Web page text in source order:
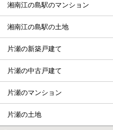
湘南江の島駅のマンション
湘南江の島駅の土地
片瀬の新築戸建て
片瀬の中古戸建て
片瀬のマンション
片瀬の土地